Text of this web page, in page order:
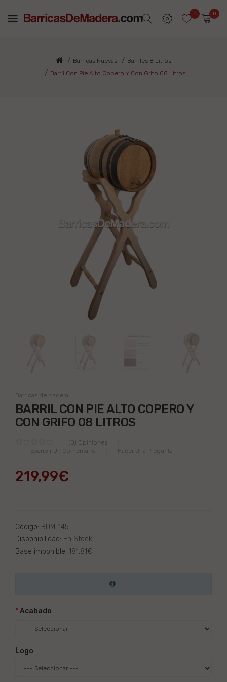
0 0
Barricas Nuevas
Barriles 8 Litros
Barril Con Pie Alto Copero Y Con Grifo 08 Litros
Barricas de Madera
BARRIL CON PIE ALTO COPERO Y
CON GRIFO 08 LITROS
(0) Opiniones
Escribir Un Comentario
Hacer Una Pregunta
219,99€
Código: BDM-145
Disponibilidad: En Stock
Base imponible: 181,81€
Acabado
Logo